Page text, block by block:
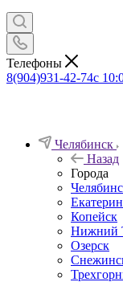
Телефоны
8(904)931-42-74с
Челябинск
Назад
Города
Копейск
Нижний
Озерск